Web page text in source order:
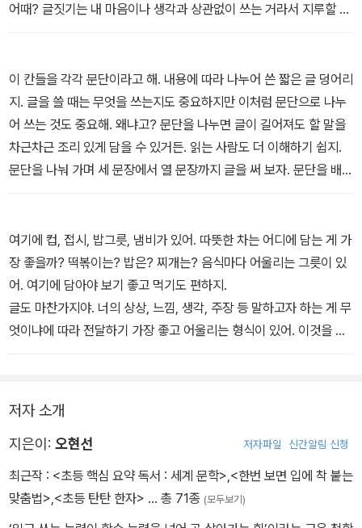
어때? 글짓기는 내 마음이나 생각과 상관없이 쓰는 거라서 지루할 수
있어. 하지만 글쓰기는 내가 진짜 보고, 듣고, 한 일을 쓰니까 훨씬 재
이 칸들을 각각 문단이라고 해. 내용에 따라 나누어 쓴 짧은 글 덩어리
지. 글을 쓸 때는 무엇을 쓰는지도 중요하지만 이처럼 문단으로 나누
어 쓰는 것도 중요해. 왜냐고? 문단을 나누면 글이 길어져도 할 말을
차근차근 조리 있게 담을 수 있거든. 읽는 사람도 더 이해하기 쉽지.
문단을 나눠 가며 세 문장에서 열 문장까지 글을 써 보자. 문단을 배우
는 것은 긴 글도 술술 쉽게 쓰는 힘이 돼._2권 발전책 머리말
여기에 컵, 접시, 밥그릇, 냄비가 있어. 따뜻한 차는 어디에 담는 게 가
장 좋을까? 떡볶이는? 밥은? 찌개는? 음식마다 어울리는 그릇이 있
어. 여기에 담아야 보기 좋고 먹기도 편하지.
글도 마찬가지야. 너의 상상, 느낌, 생각, 주장 등 말하고자 하는 게 무
엇이냐에 따라 전달하기 가장 좋고 어울리는 형식이 있어. 이것을 글
의 ‘종류’라고 해. ‘갈래’라고도 부르지. 이제 5가지 갈래 글을 배우고
저자 소개
지은이: 오현선 저자파일 신간알림 신청
최근작 : <초등 핵심 요약 독서 : 세계 문학>,<한번 보면 입에 착 붙는
맞춤법>,<초등 탄탄 한자> … 총 71종 (모두보기)